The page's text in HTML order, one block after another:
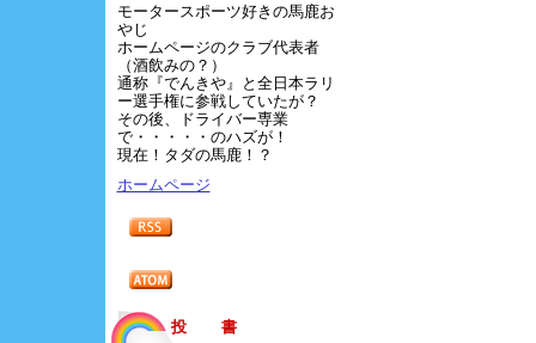
モータースポーツ好きの馬鹿お
やじ
ホームページのクラブ代表者
（酒飲みの？）
通称『でんきや』と全日本ラリ
ー選手権に参戦していたが？
その後、ドライバー専業
で・・・・・のハズが！
現在！タダの馬鹿！？
ホームページ
投 書